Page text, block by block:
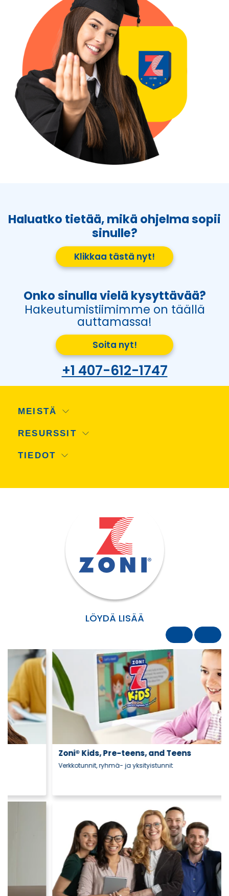
Haluatko tietää, mikä ohjelma sopii
sinulle?
Klikkaa tästä nyt!
Onko sinulla vielä kysyttävää?
Hakeutumistiimimme on täällä
auttamassa!
Soita nyt!
+1 407-612-1747
MEISTÄ
RESURSSIT
TIEDOT
LÖYDÄ LISÄÄ
Zoni® Kids, Pre-teens, and Teens
Verkkotunnit, ryhmä- ja yksityistunnit